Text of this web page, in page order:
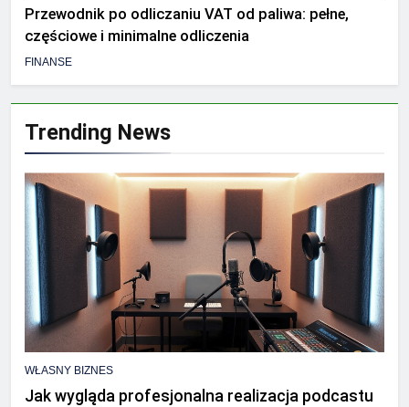
Przewodnik po odliczaniu VAT od paliwa: pełne,
częściowe i minimalne odliczenia
FINANSE
Trending News
WŁASNY BIZNES
Jak wygląda profesjonalna realizacja podcastu